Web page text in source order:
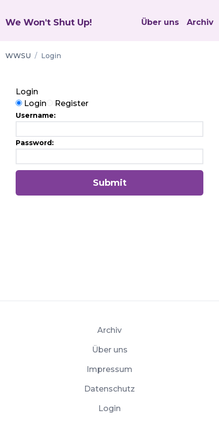
We Won't Shut Up! Über uns Archiv
WWSU / Login
Login
Login or Register?
Login Register
Username:
Password:
Submit
Archiv
Über uns
Impressum
Datenschutz
Login